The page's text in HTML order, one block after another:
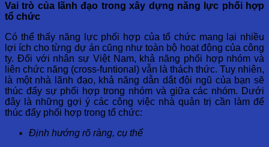
Vai trò của lãnh đạo trong xây dựng năng lực phối hợp
tổ chức
Có thể thấy năng lực phối hợp của tổ chức mang lại nhiều
lợi ích cho từng dự án cũng như toàn bộ hoạt động của công
ty. Đối với nhân sự Việt Nam, khả năng phối hợp nhóm và
liên chức năng (cross-funtional) vẫn là thách thức. Tuy nhiên,
là một nhà lãnh đạo, khả năng dẫn dắt đội ngũ của bạn sẽ
thúc đẩy sự phối hợp trong nhóm và giữa các nhóm. Dưới
đây là những gợi ý các công việc nhà quản trị cần làm để
thúc đẩy phối hợp trong tổ chức:
Định hướng rõ ràng, cụ thể